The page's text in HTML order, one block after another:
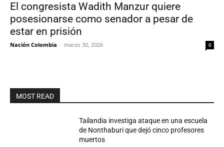
El congresista Wadith Manzur quiere
posesionarse como senador a pesar de
estar en prisión
Nación Colombia - marzo 30, 2026 0
MOST READ
Tailandia investiga ataque en una escuela
de Nonthaburi que dejó cinco profesores
muertos